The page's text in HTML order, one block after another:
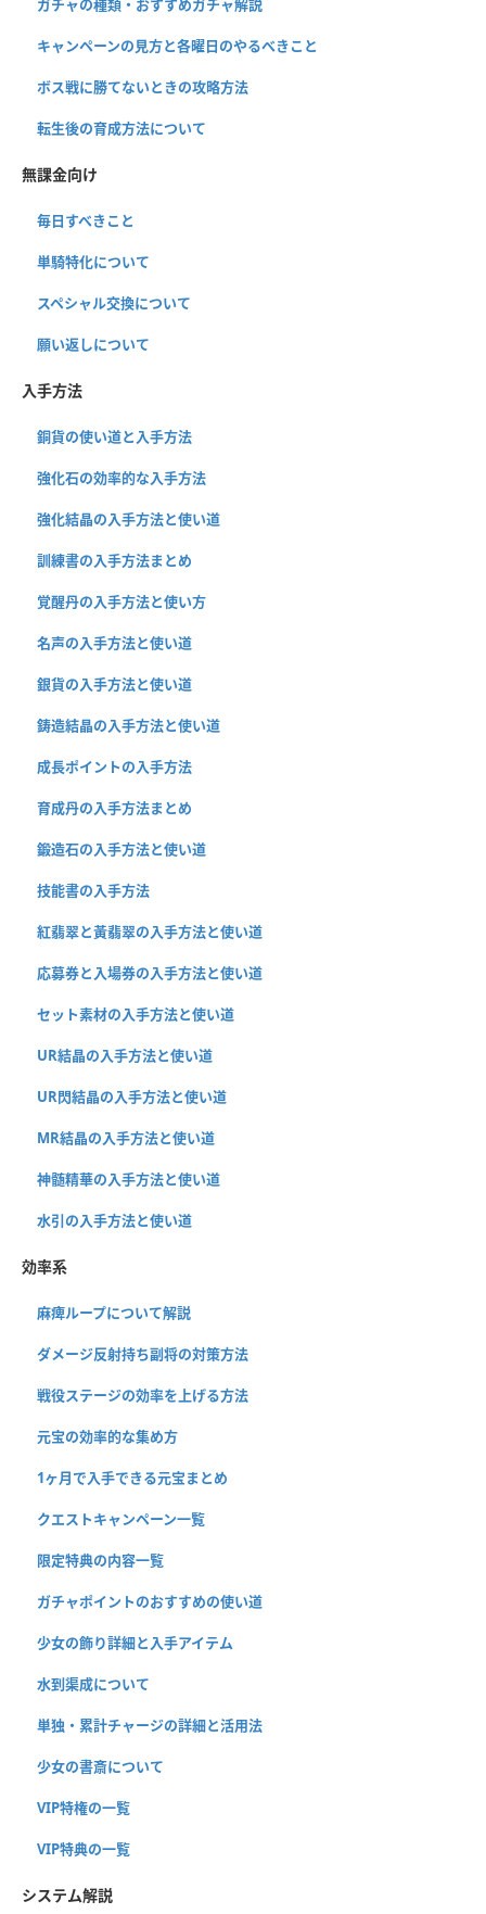
ガチャの種類・おすすめガチャ解説
キャンペーンの見方と各曜日のやるべきこと
ボス戦に勝てないときの攻略方法
転生後の育成方法について
無課金向け
毎日すべきこと
単騎特化について
スペシャル交換について
願い返しについて
入手方法
銅貨の使い道と入手方法
強化石の効率的な入手方法
強化結晶の入手方法と使い道
訓練書の入手方法まとめ
覚醒丹の入手方法と使い方
名声の入手方法と使い道
銀貨の入手方法と使い道
鋳造結晶の入手方法と使い道
成長ポイントの入手方法
育成丹の入手方法まとめ
鍛造石の入手方法と使い道
技能書の入手方法
紅翡翠と黃翡翠の入手方法と使い道
応募券と入場券の入手方法と使い道
セット素材の入手方法と使い道
UR結晶の入手方法と使い道
UR閃結晶の入手方法と使い道
MR結晶の入手方法と使い道
神髄精華の入手方法と使い道
水引の入手方法と使い道
効率系
麻痺ループについて解説
ダメージ反射持ち副将の対策方法
戦役ステージの効率を上げる方法
元宝の効率的な集め方
1ヶ月で入手できる元宝まとめ
クエストキャンペーン一覧
限定特典の内容一覧
ガチャポイントのおすすめの使い道
少女の飾り詳細と入手アイテム
水到渠成について
単独・累計チャージの詳細と活用法
少女の書斎について
VIP特権の一覧
VIP特典の一覧
システム解説